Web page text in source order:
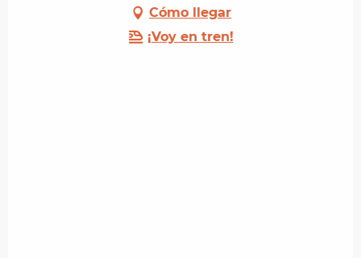
Cómo llegar
¡Voy en tren!